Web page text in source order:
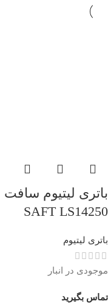
باتری لیتیوم سافت
SAFT LS14250
باتری لیتیوم
موجودی در انبار
تماس بگیرید